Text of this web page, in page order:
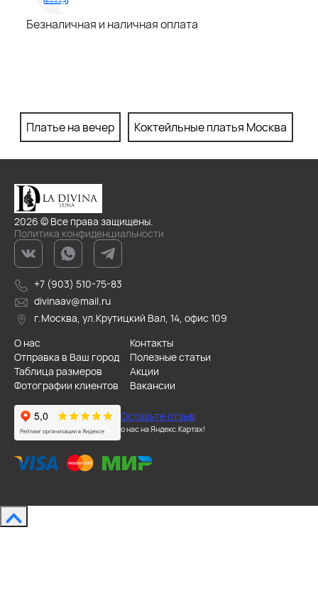
Безналичная и наличная оплата
Платье на вечер Коктейльные платья Москва
2026 © Все права защищены.
Политика конфиденциальности
+7 (903) 510-75-83
divinaav@mail.ru
г.Москва, ул.Крутицкий Вал, 14, офис 109
О нас
Контакты
Отправка в Ваш город
Полезные статьи
Таблица размеров
Акции
Фотографии клиентов
Вакансии
Оставьте отзыв
о нас на Яндекс.Картах!